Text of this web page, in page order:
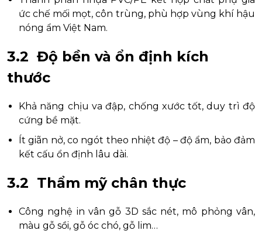
ức chế mối mọt, côn trùng, phù hợp vùng khí hậu
nóng ẩm Việt Nam.
3.2 Độ bền và ổn định kích
thước
Khả năng chịu va đập, chống xước tốt, duy trì độ
cứng bề mặt.
Ít giãn nở, co ngót theo nhiệt độ – độ ẩm, bảo đảm
kết cấu ổn định lâu dài.
3.2 Thẩm mỹ chân thực
Công nghệ in vân gỗ 3D sắc nét, mô phỏng vân,
màu gỗ sồi, gỗ óc chó, gỗ lim…